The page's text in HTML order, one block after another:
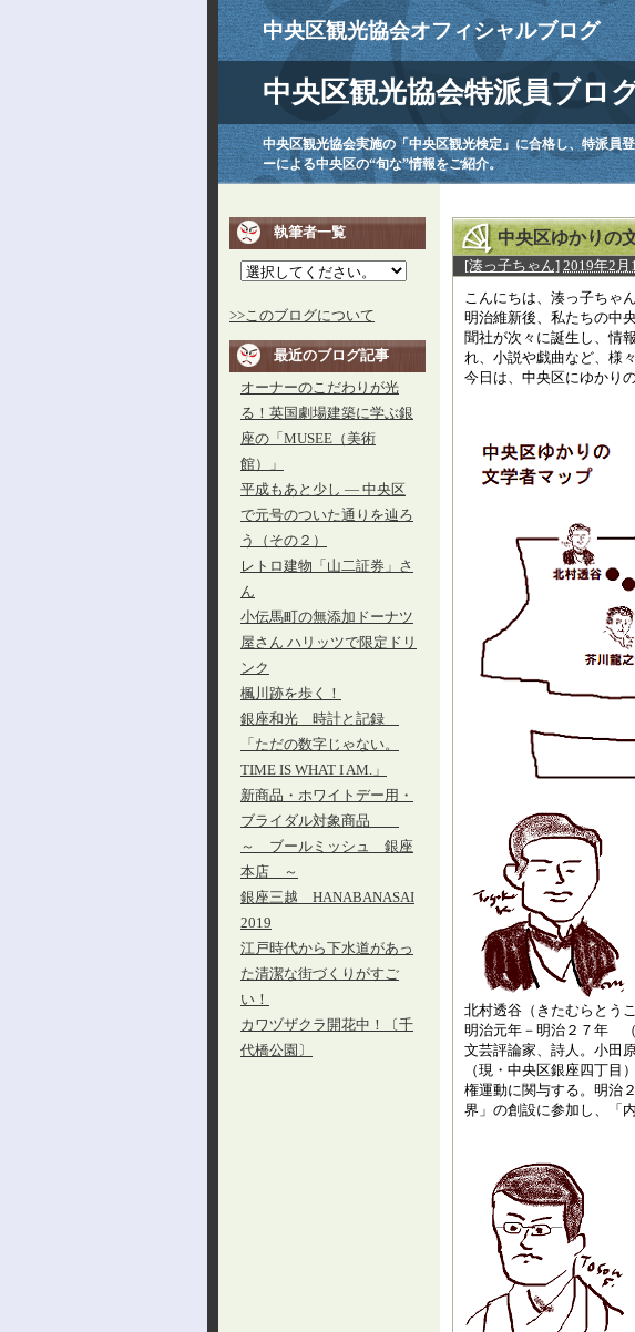
中央区観光協会オフィシャルブログ
中央区観光協会特派員ブロ
中央区観光協会実施の「中央区観光検定」に合格し、特派員
ーによる中央区の“旬な”情報をご紹介。
執筆者一覧
>>このブログについて
最近のブログ記事
オーナーのこだわりが光
る！英国劇場建築に学ぶ銀
座の「MUSEE（美術
館）」
平成もあと少し ― 中央区
で元号のついた通りを辿ろ
う（その２）
レトロ建物「山二証券」さ
ん
小伝馬町の無添加ドーナツ
屋さん ハリッツで限定ドリ
ンク
楓川跡を歩く！
銀座和光 時計と記録
「ただの数字じゃない。
TIME IS WHAT I AM.」
新商品・ホワイトデー用・
ブライダル対象商品
～ ブールミッシュ 銀座
本店 ～
銀座三越 HANABANASAI
2019
江戸時代から下水道があっ
た清潔な街づくりがすご
い！
カワヅザクラ開花中！〔千
代橋公園〕
中央区ゆかりの
[湊っ子ちゃん] 2019年2月
こんにちは、湊っ子ちゃん
明治維新後、私たちの中
聞社が次々に誕生し、情
れ、小説や戯曲など、様
今日は、中央区にゆかり
北村透谷（きたむらとうこ
明治元年－明治２７年 （
文芸評論家、詩人。小田
（現・中央区銀座四丁目
権運動に関与する。明治
界」の創設に参加し、「